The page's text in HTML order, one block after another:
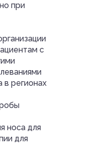
при
с
в регионах
носа для
для